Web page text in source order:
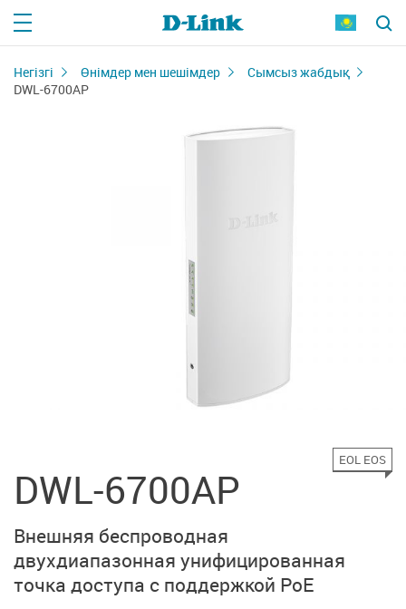
Негізгі Өнімдер мен шешімдер
Сымсыз жабдық
DWL-6700AP
DWL-6700AP
EOL EOS
Внешняя беспроводная
двухдиапазонная унифицированная
точка доступа с поддержкой PoE